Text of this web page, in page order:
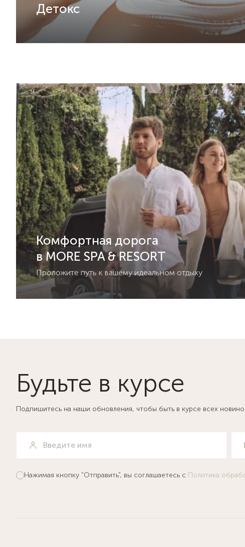
Детокс
Комфортная дорога
в MORE SPA & RESORT
Проложите путь к вашему идеальном отдыху
Будьте в курсе
Подпишитесь на наши обновления, чтобы быть в курсе всех
Нажимая кнопку "Отправить", вы соглашаетесь с Политика